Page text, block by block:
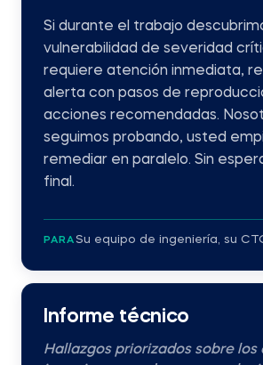
Si durante el trabajo
vulnerabilidad de severidad
requiere atención inmediata,
alerta con pasos de
acciones recomendadas.
seguimos probando, usted
remediar en paralelo. Sin
final.
PARA Su equipo de ingeniería, su
Informe técnico
Hallazgos priorizados sobre los